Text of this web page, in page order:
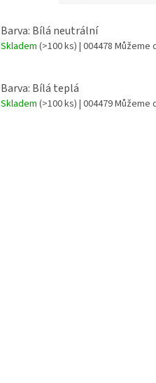
Barva: Bílá neutrální
Skladem (>100 ks) | 004478 Můžeme
Barva: Bílá teplá
Skladem (>100 ks) | 004479Můžeme